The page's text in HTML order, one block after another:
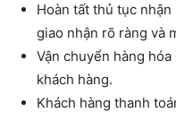
Hoàn tất thủ tục
giao nhận rõ ràng và
Vận chuyển hàng
khách hàng.
Khách hàng thanh